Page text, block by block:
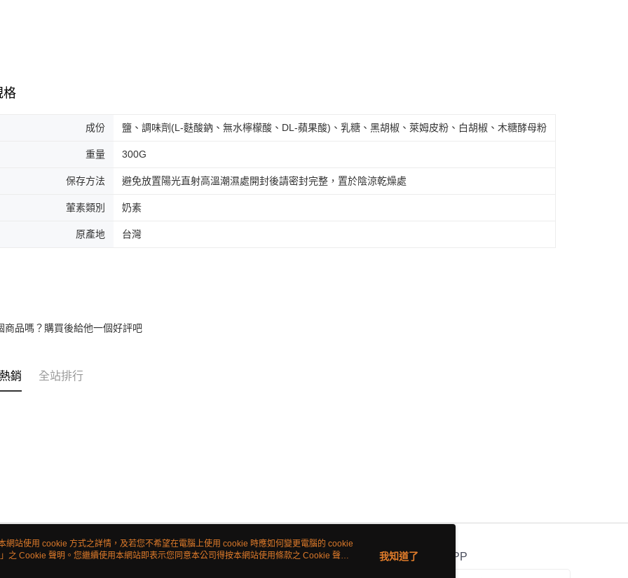
格
成份 鹽、調味劑(L-麩酸鈉、無水檸檬酸、DL-蘋果酸)、乳糖、黑胡椒、萊姆皮粉、白胡椒、木糖酵母粉
重量 300G
保存方法 避免放置陽光直射高溫潮濕處開封後請密封完整，置於陰涼乾燥處
葷素類別 奶素
原產地 台灣
商品嗎？購買後給他一個好評吧
銷 全站排行
關於我們 客服資訊 官方APP
網站使用 cookie 方式之詳情，及若您不希望在電腦上使用 cookie 時應如何變更電腦的 cookie
」之 Cookie 聲明。您繼續使用本網站即表示您同意本公司得按本網站使用條款之 Cookie 聲明
我知道了